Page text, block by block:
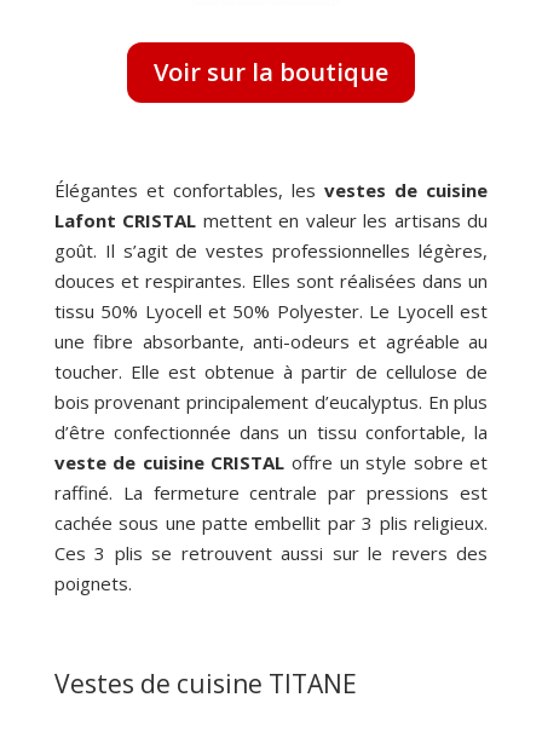
Voir sur la boutique
Élégantes et confortables, lesvestes de cuisine
Lafont CRISTAL mettent en valeur les artisans du
goût. Il s’agit de vestes professionnelles légères,
douces et respirantes. Elles sont réalisées dans un
tissu 50% Lyocell et 50% Polyester. Le Lyocell est
une fibre absorbante, anti-odeurs et agréable au
toucher. Elle est obtenue à partir de cellulose de
bois provenant principalement d’eucalyptus. En plus
d’être confectionnée dans un tissu confortable, la
veste de cuisine CRISTAL offre un style sobre et
raffiné. La fermeture centrale par pressions est
cachée sous une patte embellit par 3 plis religieux.
Ces 3 plis se retrouvent aussi sur le revers des
poignets.
Vestes de cuisine TITANE